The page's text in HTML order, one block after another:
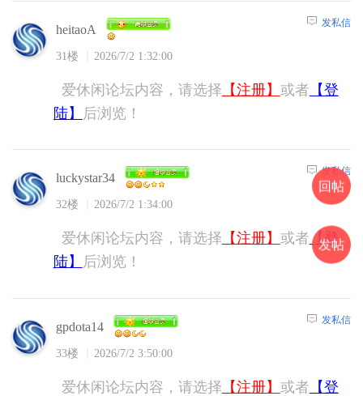
heitaoA
31楼 2026/7/2 1:32:00
发私信
爱休闲论坛内容，请选择 【注册】 或者 【登
陆】
后浏览！
luckystar34
32楼 2026/7/2 1:34:00
发私信
爱休闲论坛内容，请选择 【注册】 或者 【登
陆】
后浏览！
gpdota14
33楼 2026/7/2 3:50:00
发私信
爱休闲论坛内容，请选择 【注册】 或者 【登
回帖
发帖